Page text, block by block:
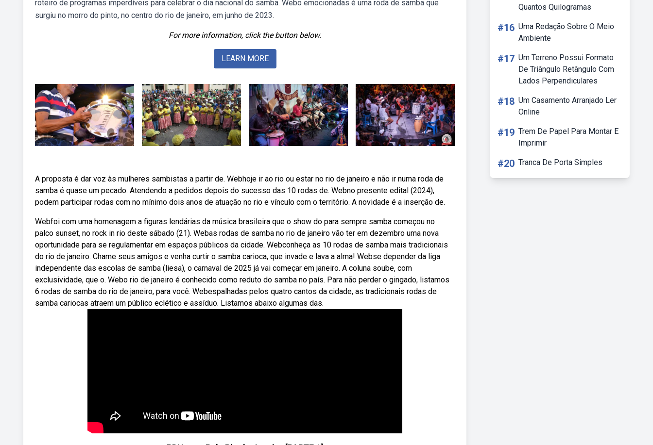
roteiro de programas imperdíveis para celebrar o dia nacional do samba. Webo emocionadas é uma roda de samba que
surgiu no morro do pinto, no centro do rio de janeiro, em junho de 2023.
For more information, click the button below.
LEARN MORE
A proposta é dar voz às mulheres sambistas a partir de. Webhoje ir ao rio ou estar no rio de janeiro e não ir numa roda de
samba é quase um pecado. Atendendo a pedidos depois do sucesso das 10 rodas de. Webno presente edital (2024),
podem participar rodas com no mínimo dois anos de atuação no rio e vínculo com o território. A novidade é a inserção de.
Webfoi com uma homenagem a figuras lendárias da música brasileira que o show do para sempre samba começou no
palco sunset, no rock in rio deste sábado (21). Webas rodas de samba no rio de janeiro vão ter em dezembro uma nova
oportunidade para se regulamentar em espaços públicos da cidade. Webconheça as 10 rodas de samba mais tradicionais
do rio de janeiro. Chame seus amigos e venha curtir o samba carioca, que invade e lava a alma! Webse depender da liga
independente das escolas de samba (liesa), o carnaval de 2025 já vai começar em janeiro. A coluna soube, com
exclusividade, que o. Webo rio de janeiro é conhecido como reduto do samba no país. Para não perder o gingado, listamos
6 rodas de samba do rio de janeiro, para você. Webespalhadas pelos quatro cantos da cidade, as tradicionais rodas de
samba cariocas atraem um público eclético e assíduo. Listamos abaixo algumas das.
Quantos Quilogramas
#16 Uma Redação Sobre O Meio
Ambiente
#17 Um Terreno Possui Formato
De Triângulo Retângulo Com
Lados Perpendiculares
#18 Um Casamento Arranjado Ler
Online
#19 Trem De Papel Para Montar E
Imprimir
#20 Tranca De Porta Simples